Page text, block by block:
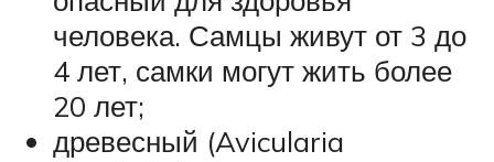
человека. Самцы живут от 3 до
4 лет, самки могут жить более
20 лет;
древесный (Avicularia